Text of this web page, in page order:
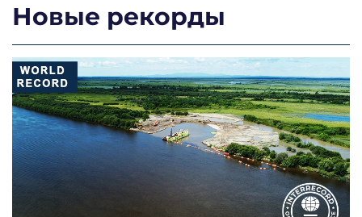
Новые рекорды